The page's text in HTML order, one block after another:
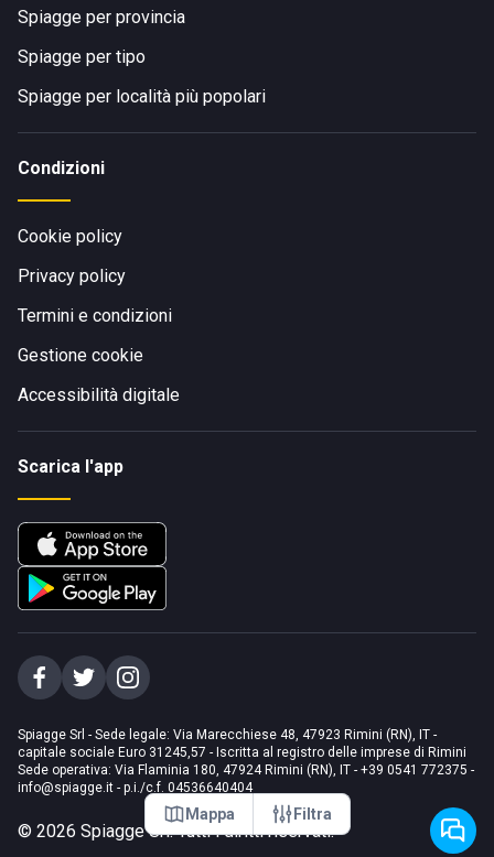
Mappa Filtra
Spiagge per provincia
Spiagge per tipo
Spiagge per località più popolari
Condizioni
Cookie policy
Privacy policy
Termini e condizioni
Gestione cookie
Accessibilità digitale
Scarica l'app
Spiagge Srl - Sede legale: Via Marecchiese 48, 47923 Rimini (RN), IT -
capitale sociale Euro 31245,57 - Iscritta al registro delle imprese di Rimini
Sede operativa: Via Flaminia 180, 47924 Rimini (RN), IT - +39 0541 772375 -
info@spiagge.it - p.i./c.f. 04536640404
© 2026 Spiagge Srl. Tutti i diritti riservati.